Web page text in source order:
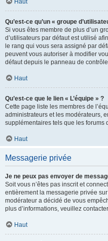
Haut
Qu’est-ce qu’un « groupe
Si vous êtes membre de plus d’un
d’utilisateurs par défaut est utilisé
le rang qui vous sera assigné par
peuvent vous autoriser à modifier
défaut depuis le panneau de
Haut
Qu’est-ce que le lien « L’équipe » ?
Cette page liste les membres de
administrateurs et les modérateurs,
supplémentaires tels que les forums
Haut
Messagerie privée
Je ne peux pas envoyer de
Soit vous n’êtes pas inscrit et
entièrement la messagerie privée
modérateur a décidé de vous
plus d’informations, veuillez
Haut